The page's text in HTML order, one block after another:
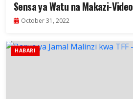
Sensa ya Watu na Makazi-Video
October 31, 2022
HABARI